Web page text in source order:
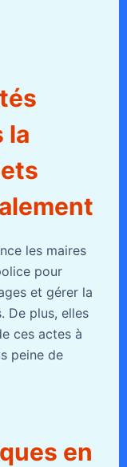
la
les maires
pour
et gérer la
De plus, elles
ces actes à
peine de
en